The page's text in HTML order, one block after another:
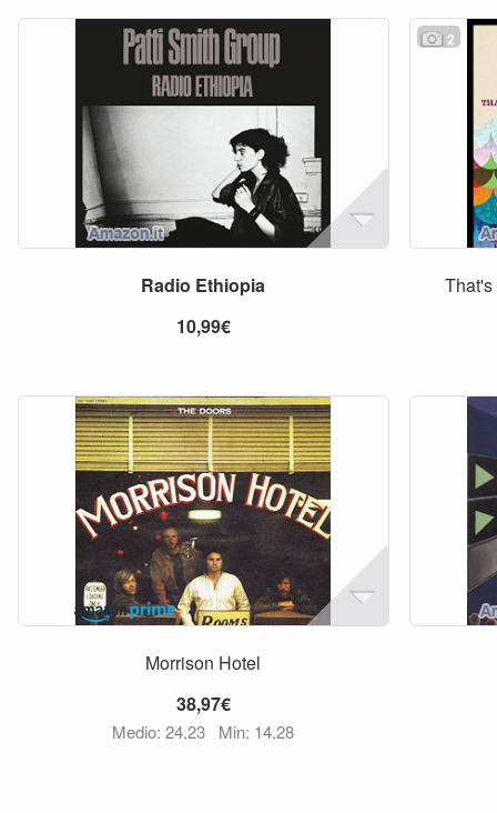
Radio Ethiopia
10,99€
2
Morrison Hotel
38,97€
Medio: 24,23 Min: 14,28